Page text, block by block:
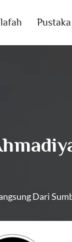
Pustaka
Dari